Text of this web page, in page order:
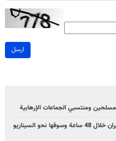
ارسل
بزشكيان: خططوا لإسقاط إيران خلال 48 ساعة وسوقها نحو السيناريو